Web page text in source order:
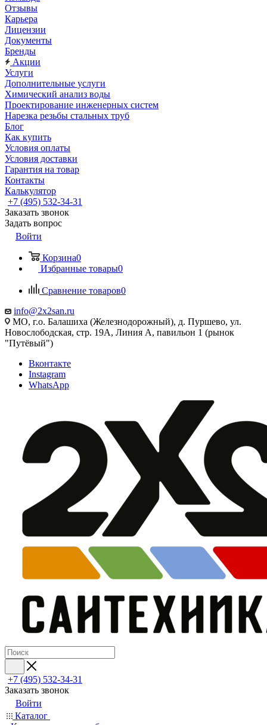
Отзывы
Карьера
Лицензии
Документы
Бренды
Акции
Услуги
Дополнительные услуги
Химический анализ воды
Проектирование инженерных систем
Нарезка резьбы стальных труб
Блог
Как купить
Условия оплаты
Условия доставки
Гарантия на товар
Контакты
Калькулятор
+7 (495) 532‑34‑31
Заказать звонок
Задать вопрос
Войти
Корзина0
Избранные товары0
Сравнение товаров0
info@2x2san.ru
МО, г.о. Балашиха (Железнодорожный), д. Пуршево, ул.
Новослободская, стр. 19А, Линия А, павильон 1 (рынок
"Путёвый")
Вконтакте
Instagram
WhatsApp
+7 (495) 532‑34‑31
Заказать звонок
Войти
Каталог